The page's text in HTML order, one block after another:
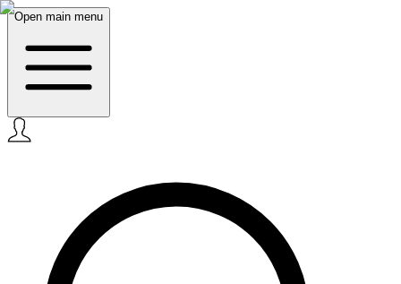
Open main menu